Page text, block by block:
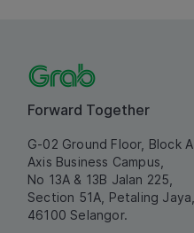
Forward Together
G-02 Ground Floor, Block A,
Axis Business Campus,
No 13A & 13B Jalan 225,
Section 51A, Petaling Jaya,
46100 Selangor.